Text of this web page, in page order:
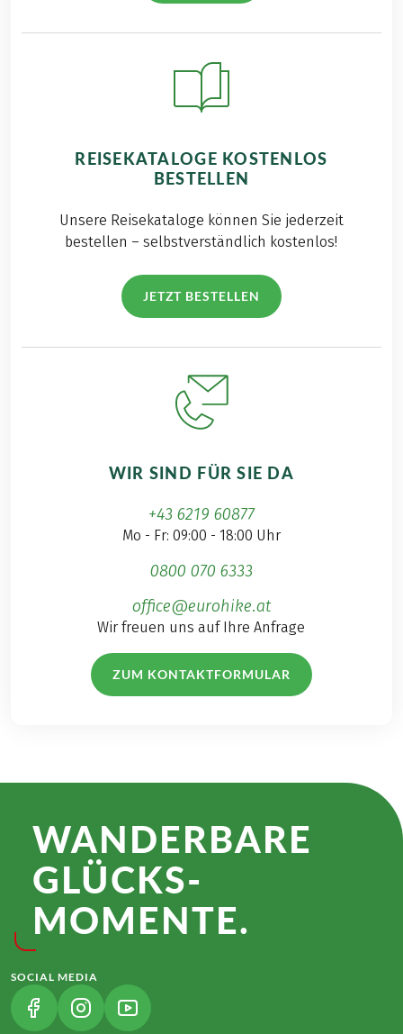
REISEKATALOGE KOSTENLOS
BESTELLEN
Unsere Reisekataloge können Sie jederzeit
bestellen – selbstverständlich kostenlos!
JETZT BESTELLEN
WIR SIND FÜR SIE DA
+43 6219 60877
Mo - Fr: 09:00 - 18:00 Uhr
0800 070 6333
office@eurohike.at
Wir freuen uns auf Ihre Anfrage
ZUM KONTAKTFORMULAR
WANDER­BARE
GLÜCKS­
MOMENTE.
SOCIAL MEDIA
(LINK ÖFFNET IN NEUEM TAB)
(LINK ÖFFNET IN NEUEM TAB)
(LINK ÖFFNET IN NEUEM TAB)